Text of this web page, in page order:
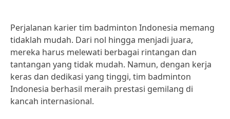
Perjalanan karier tim badminton Indonesia memang
tidaklah mudah. Dari nol hingga menjadi juara,
mereka harus melewati berbagai rintangan dan
tantangan yang tidak mudah. Namun, dengan kerja
keras dan dedikasi yang tinggi, tim badminton
Indonesia berhasil meraih prestasi gemilang di
kancah internasional.